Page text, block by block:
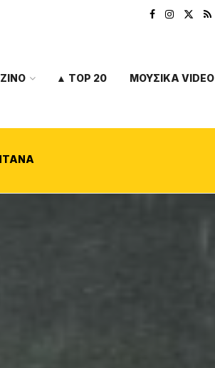
▲ TOP 20 ΜΟΥΣΙΚΑ VIDEO